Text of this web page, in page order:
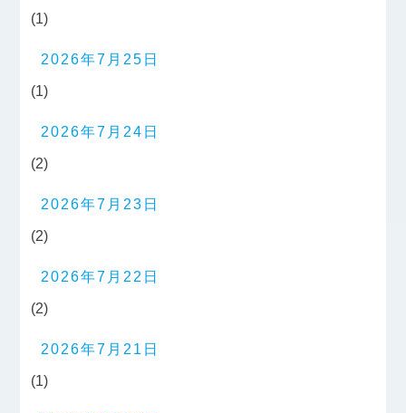
(1)
2026年7月25日
(1)
2026年7月24日
(2)
2026年7月23日
(2)
2026年7月22日
(2)
2026年7月21日
(1)